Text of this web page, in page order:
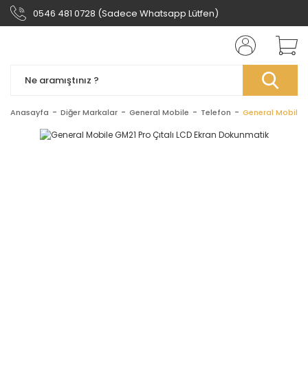
0546 481 0728 (Sadece Whatsapp Lütfen)
Anasayfa Diğer Markalar General Mobile Telefon General Mobile